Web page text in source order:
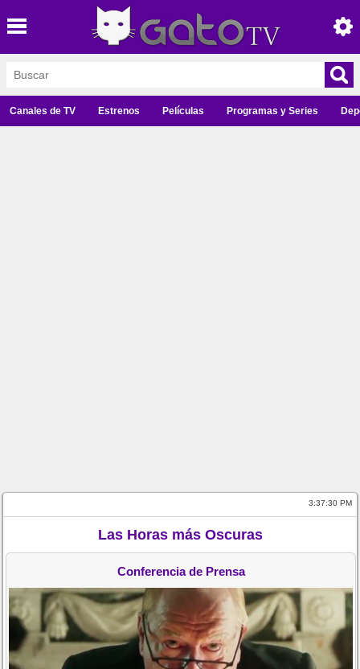
Canales de TV Estrenos Películas Programas y Series
3:37:30 PM
Las Horas más Oscuras
Conferencia de Prensa